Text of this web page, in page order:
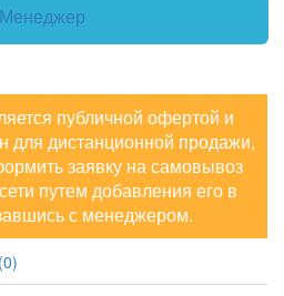
Менеджер
публичной офертой и
для дистанционной продажи,
заявку на самовывоз
путем добавления его в
с менеджером.